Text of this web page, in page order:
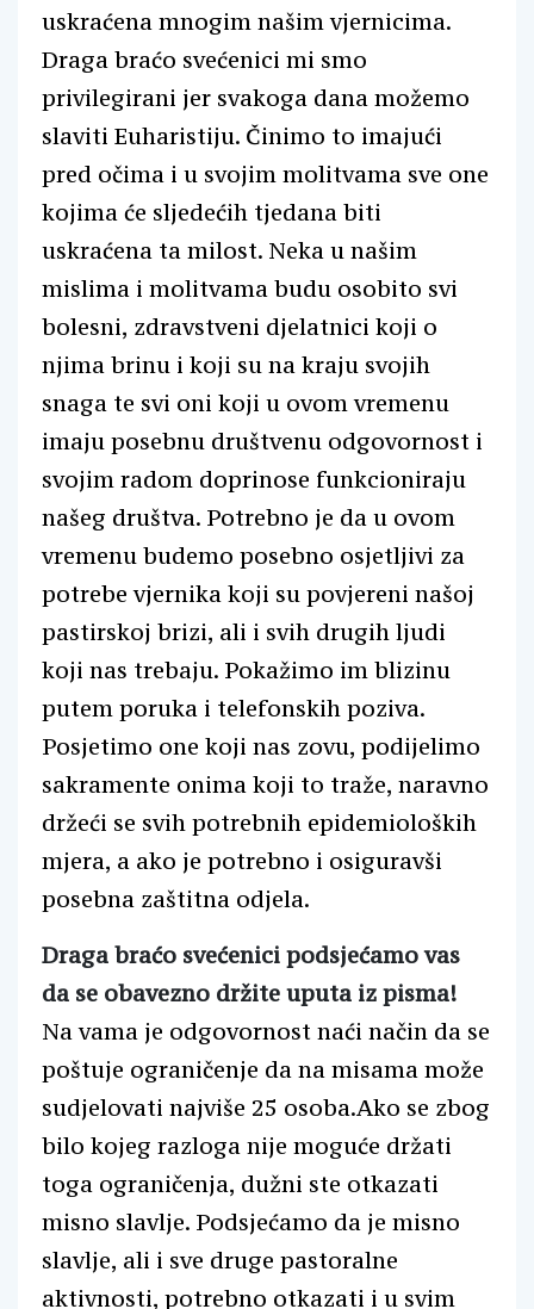
uskraćena mnogim našim vjernicima.
Draga braćo svećenici mi smo
privilegirani jer svakoga dana možemo
slaviti Euharistiju. Činimo to imajući
pred očima i u svojim molitvama sve one
kojima će sljedećih tjedana biti
uskraćena ta milost. Neka u našim
mislima i molitvama budu osobito svi
bolesni, zdravstveni djelatnici koji o
njima brinu i koji su na kraju svojih
snaga te svi oni koji u ovom vremenu
imaju posebnu društvenu odgovornost i
svojim radom doprinose funkcioniraju
našeg društva. Potrebno je da u ovom
vremenu budemo posebno osjetljivi za
potrebe vjernika koji su povjereni našoj
pastirskoj brizi, ali i svih drugih ljudi
koji nas trebaju. Pokažimo im blizinu
putem poruka i telefonskih poziva.
Posjetimo one koji nas zovu, podijelimo
sakramente onima koji to traže, naravno
držeći se svih potrebnih epidemioloških
mjera, a ako je potrebno i osiguravši
posebna zaštitna odjela.
Draga braćo svećenici podsjećamo vas
da se obavezno držite uputa iz pisma!
Na vama je odgovornost naći način da se
poštuje ograničenje da na misama može
sudjelovati najviše 25 osoba.Ako se zbog
bilo kojeg razloga nije moguće držati
toga ograničenja, dužni ste otkazati
misno slavlje. Podsjećamo da je misno
slavlje, ali i sve druge pastoralne
aktivnosti, potrebno otkazati i u svim